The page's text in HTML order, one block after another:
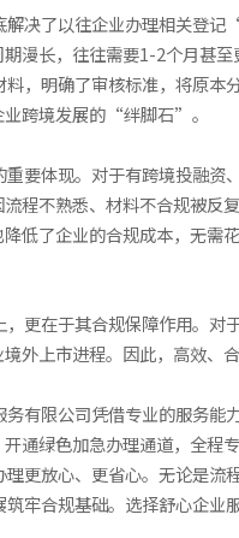
决了以往企业办理相关登
漫长，往往需要1-2个月甚
，明确了审核标准，将原
业跨境发展的“绊脚石”。
要体现。对于有跨境投融
程不熟悉、材料不合规被
低了企业的合规成本，无
更在于其合规保障作用。
外上市进程。因此，高效、
有限公司凭借专业的服务
通绿色加急办理通道，全
放心、更省心。无论是流
牢合规基础。选择舒心企业